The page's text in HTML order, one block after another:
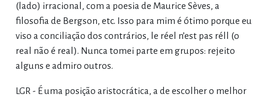
(lado) irracional, com a poesia de Maurice Sèves, a
filosofia de Bergson, etc. Isso para mim é ótimo porque eu
viso a conciliação dos contrários, le réel n’est pas réll (o
real não é real). Nunca tomei parte em grupos: rejeito
alguns e admiro outros.
LGR - É uma posição aristocrática, a de escolher o melhor